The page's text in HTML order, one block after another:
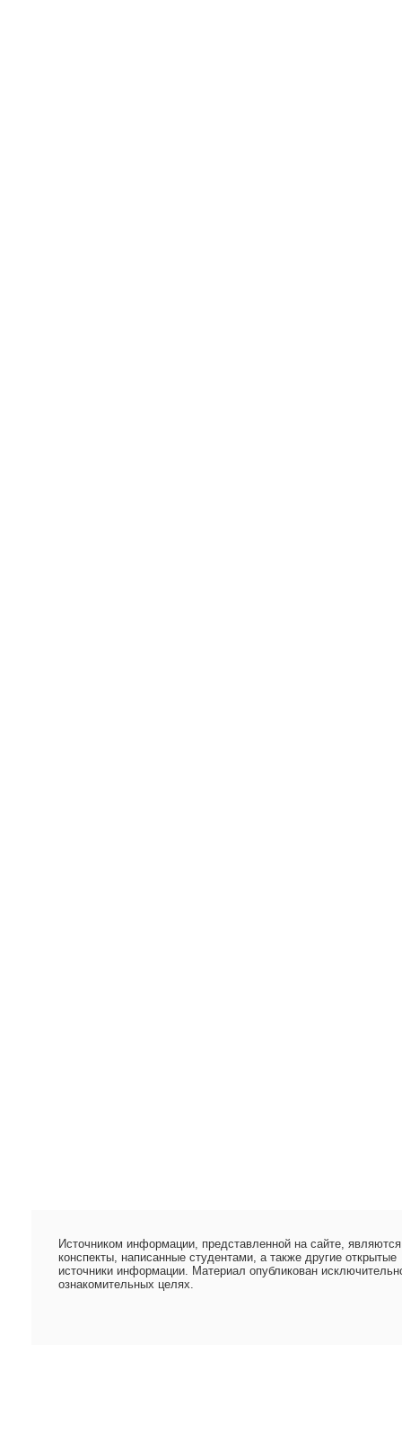
Источником информации, представленной на сайте, являются
конспекты, написанные студентами, а также другие открытые
источники информации. Материал опубликован
ознакомительных целях.